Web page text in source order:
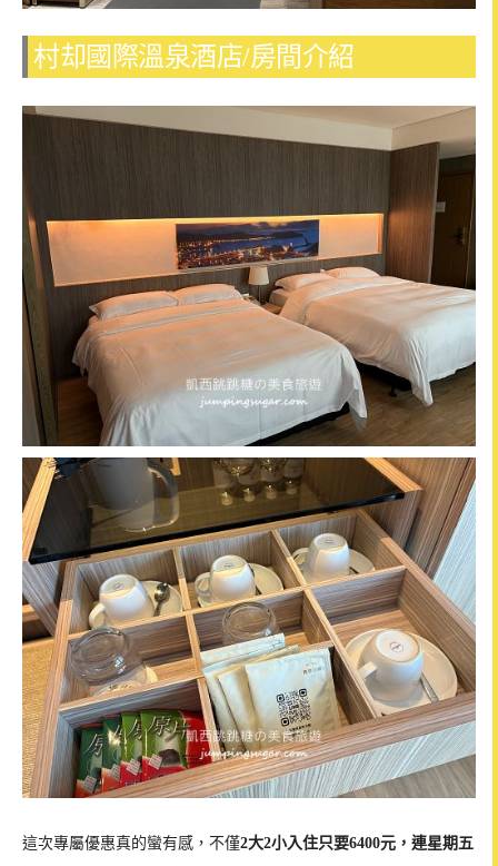
村却國際溫泉酒店/房間介紹
這次專屬優惠真的蠻有感，不僅2大2小入住只要6400元，連星期五